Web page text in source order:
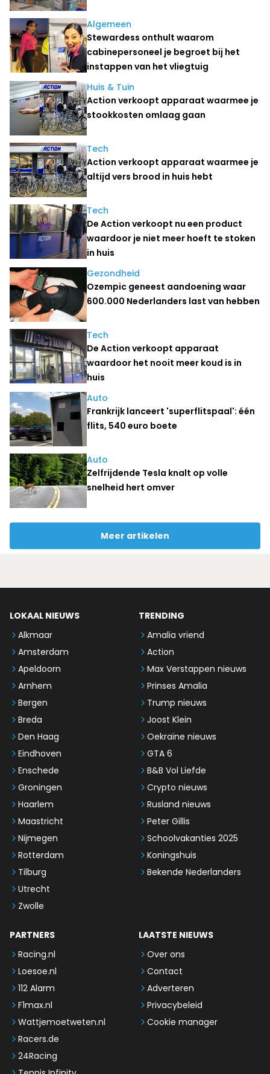
Algemeen
Stewardess onthult waarom
cabinepersoneel je begroet bij het
instappen van het vliegtuig
Huis & Tuin
Action verkoopt apparaat waarmee je
stookkosten omlaag gaan
Tech
Action verkoopt apparaat waarmee je
altijd vers brood in huis hebt
Tech
De Action verkoopt nu een product
waardoor je niet meer hoeft te stoken
in huis
Gezondheid
Ozempic geneest aandoening waar
600.000 Nederlanders last van hebben
Tech
De Action verkoopt apparaat
waardoor het nooit meer koud is in
huis
Auto
Frankrijk lanceert 'superflitspaal': één
flits, 540 euro boete
Auto
Zelfrijdende Tesla knalt op volle
snelheid hert omver
Meer artikelen
LOKAAL NIEUWS
Alkmaar
Amsterdam
Apeldoorn
Arnhem
Bergen
Breda
Den Haag
Eindhoven
Enschede
Groningen
Haarlem
Maastricht
Nijmegen
Rotterdam
Tilburg
Utrecht
Zwolle
TRENDING
Amalia vriend
Action
Max Verstappen nieuws
Prinses Amalia
Trump nieuws
Joost Klein
Oekraïne nieuws
GTA 6
B&B Vol Liefde
Crypto nieuws
Rusland nieuws
Peter Gillis
Schoolvakanties 2025
Koningshuis
Bekende Nederlanders
PARTNERS
Racing.nl
Loesoe.nl
112 Alarm
F1max.nl
Wattjemoetweten.nl
Racers.de
24Racing
LAATSTE NIEUWS
Over ons
Contact
Adverteren
Privacybeleid
Cookie manager